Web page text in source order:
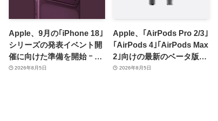
Apple、9月の｢iPhone 18｣
シリーズの発表イベント開
催に向けた準備を開始 ｰ 9
月8日か9月9日に開催見込
2026年8月5日
Apple、｢AirPods Pro 2/3｣
｢AirPods 4｣｢AirPods Max
2｣向けの最新のベータ版フ
ァームウェア｢9A5336b｣を
2026年8月5日